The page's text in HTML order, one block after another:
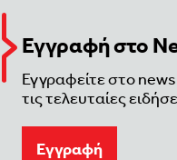
Εγγραφή στο
Εγγραφείτε στο
τις τελευταίες
Eγγραφή